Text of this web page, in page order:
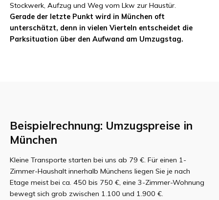
Stockwerk, Aufzug und Weg vom Lkw zur Haustür.
Gerade der letzte Punkt wird in München oft
unterschätzt, denn in vielen Vierteln entscheidet die
Parksituation über den Aufwand am Umzugstag.
Beispielrechnung: Umzugspreise in
München
Kleine Transporte starten bei uns ab 79 €. Für einen 1-
Zimmer-Haushalt innerhalb Münchens liegen Sie je nach
Etage meist bei ca. 450 bis 750 €, eine 3-Zimmer-Wohnung
bewegt sich grob zwischen 1.100 und 1.900 €.